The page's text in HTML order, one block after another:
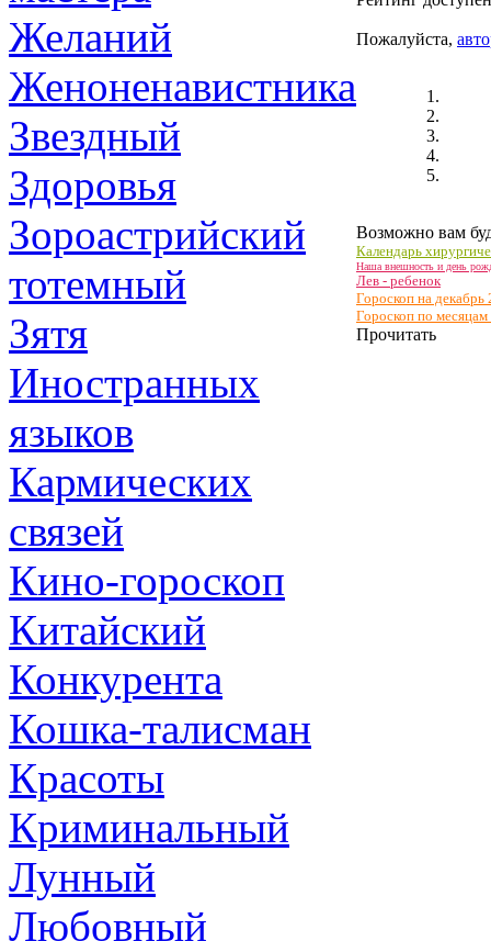
Желаний
Женоненавистника
Звездный
Здоровья
Зороастрийский
тотемный
Зятя
Иностранных
языков
Кармических
связей
Кино-гороскоп
Китайский
Конкурента
Кошка-талисман
Красоты
Криминальный
Лунный
Любовный
Пожалуйста,
Возможно вам
Календарь
Наша внешность и день
Лев - ребенок
Гороскоп на декабрь
Гороскоп по
Прочитать